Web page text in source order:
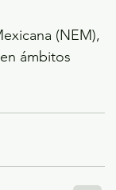
(NEM),
ámbitos